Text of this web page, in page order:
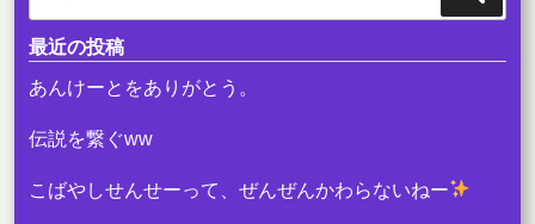
o
o
k
最近の投稿
あんけーとをありがとう。
伝説を繋ぐww
こばやしせんせーって、ぜんぜんかわらないねー